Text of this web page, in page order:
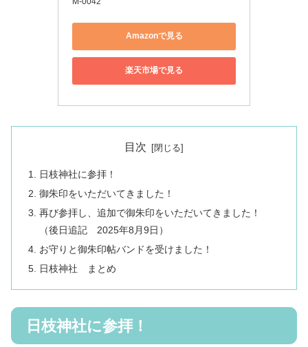
Amazonで見る
楽天市場で見る
目次
日枝神社に参拝！
御朱印をいただいてきました！
再び参拝し、追加で御朱印をいただいてきました！
（後日追記 2025年8月9日）
お守りと御朱印帖バンドを受けました！
日枝神社 まとめ
日枝神社に参拝！